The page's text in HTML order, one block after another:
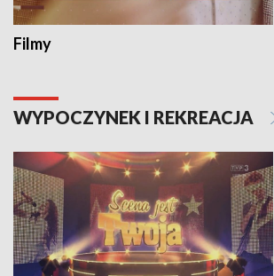
Filmy
WYPOCZYNEK I REKREACJA